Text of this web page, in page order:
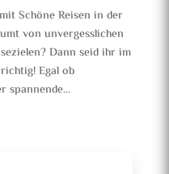
Schöne Reisen in der
von unvergesslichen
Dann seid ihr im
Egal ob
spannende...